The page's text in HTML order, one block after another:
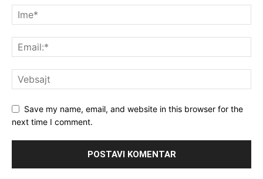
Save my name, email, and website in this browser for the
next time I comment.